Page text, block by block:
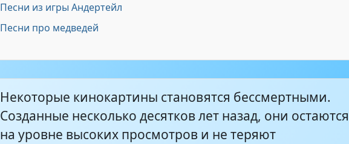
Перезвон - Ой там на горе (Русский вариант из м ф
_Жил-был пёс_)
Волк - _С-пасибо! Ты заходи если что..._ из м-ф _Жил
был пес_
0:06
Песни из игры Андертейл
Песни про медведей
Некоторые кинокартины становятся бессмертными.
Созданные несколько десятков лет назад, они остаются
на уровне высоких просмотров и не теряют